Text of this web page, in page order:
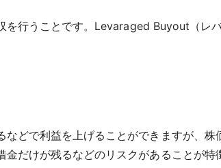
行うことです。Levaraged Buyout（レ
どで利益を上げることができますが、株
だけが残るなどのリスクがあることが特